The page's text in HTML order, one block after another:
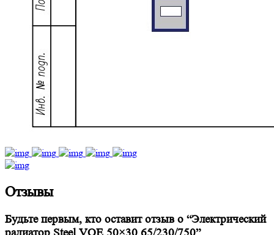
Отзывы
Будьте первым, кто оставит отзыв о “Электрический